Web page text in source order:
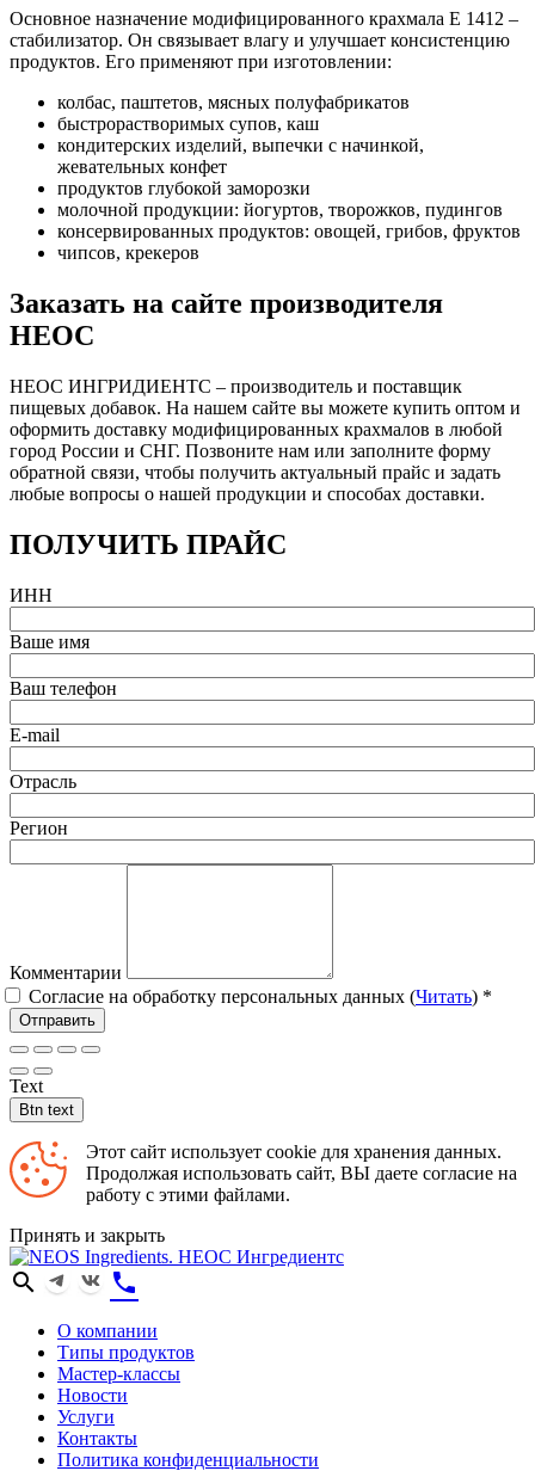
Основное назначение модифицированного крахмала Е 1412 –
стабилизатор. Он связывает влагу и улучшает консистенцию
продуктов. Его применяют при изготовлении:
колбас, паштетов, мясных полуфабрикатов
быстрорастворимых супов, каш
кондитерских изделий, выпечки с начинкой,
жевательных конфет
продуктов глубокой заморозки
молочной продукции: йогуртов, творожков, пудингов
консервированных продуктов: овощей, грибов, фруктов
чипсов, крекеров
Заказать на сайте производителя
НЕОС
НЕОС ИНГРИДИЕНТС – производитель и поставщик
пищевых добавок. На нашем сайте вы можете купить оптом и
оформить доставку модифицированных крахмалов в любой
город России и СНГ. Позвоните нам или заполните форму
обратной связи, чтобы получить актуальный прайс и задать
любые вопросы о нашей продукции и способах доставки.
ПОЛУЧИТЬ ПРАЙС
ИНН
Ваше имя
Ваш телефон
E-mail
Отрасль
Регион
Комментарии
Согласие на обработку персональных данных (Читать) *
Отправить
Text
Btn text
Этот сайт использует cookie для хранения данных.
Продолжая использовать сайт, ВЫ даете согласие на
работу с этими файлами.
Принять и закрыть
search phone
О компании
Типы продуктов
Мастер-классы
Новости
Услуги
Контакты
Политика конфиденциальности